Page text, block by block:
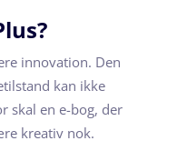
innovation. Den
kan ikke
skal en e-bog, der
kreativ nok.